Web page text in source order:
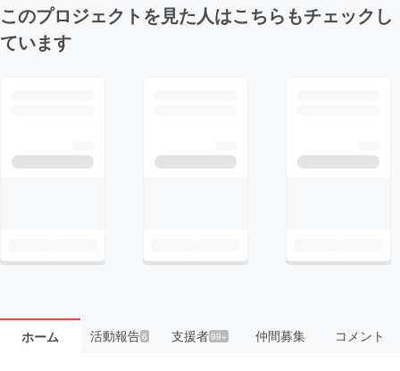
このプロジェクトを見た人はこちらもチェックし
ています
ホーム 活動報告6 支援者99+ 仲間募集 コメント